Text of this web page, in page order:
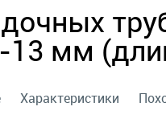
мм
Характеристики